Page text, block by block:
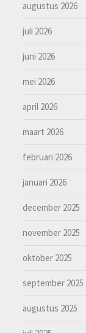
augustus 2026
juli 2026
juni 2026
mei 2026
april 2026
maart 2026
februari 2026
januari 2026
december 2025
november 2025
oktober 2025
september 2025
augustus 2025